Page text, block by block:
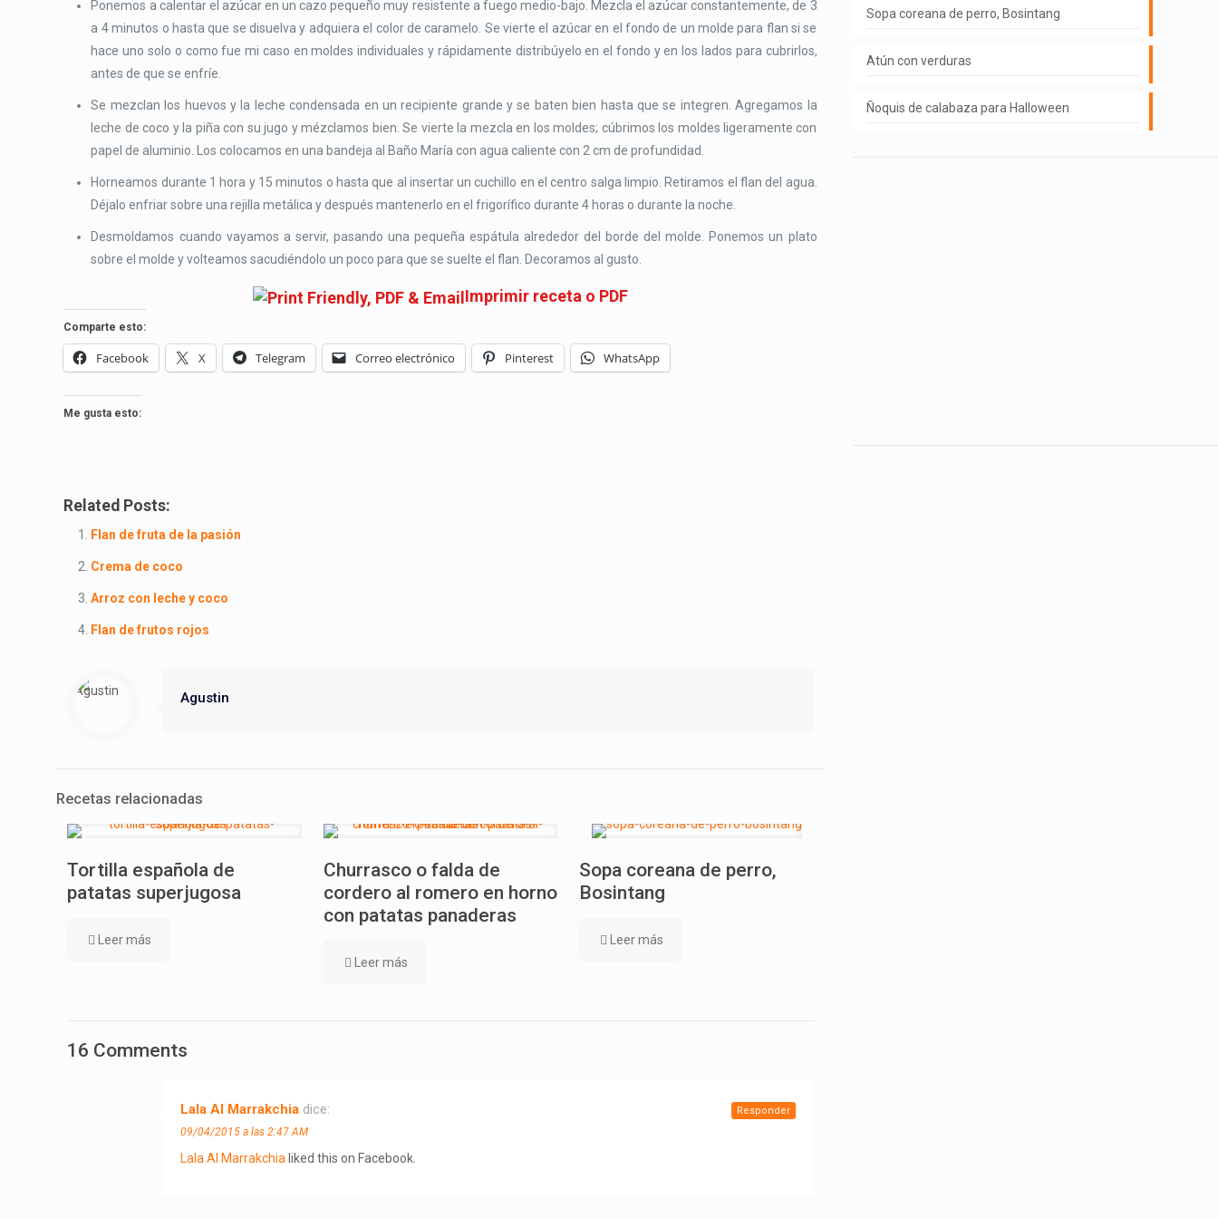
Ponemos a calentar el azúcar en un cazo pequeño muy resistente a fuego medio-bajo. Mezcla el azúcar constantemente, de 3
a 4 minutos o hasta que se disuelva y adquiera el color de caramelo. Se vierte el azúcar en el fondo de un molde para flan si se
hace uno solo o como fue mi caso en moldes individuales y rápidamente distribúyelo en el fondo y en los lados para cubrirlos,
antes de que se enfríe.
Se mezclan los huevos y la leche condensada en un recipiente grande y se baten bien hasta que se integren. Agregamos la
leche de coco y la piña con su jugo y mézclamos bien. Se vierte la mezcla en los moldes; cúbrimos los moldes ligeramente con
papel de aluminio. Los colocamos en una bandeja al Baño María con agua caliente con 2 cm de profundidad.
Horneamos durante 1 hora y 15 minutos o hasta que al insertar un cuchillo en el centro salga limpio. Retiramos el flan del agua.
Déjalo enfriar sobre una rejilla metálica y después mantenerlo en el frigorífico durante 4 horas o durante la noche.
Desmoldamos cuando vayamos a servir, pasando una pequeña espátula alrededor del borde del molde. Ponemos un plato
sobre el molde y volteamos sacudiéndolo un poco para que se suelte el flan. Decoramos al gusto.
Imprimir receta o PDF
Comparte esto:
Facebook X Telegram Correo electrónico Pinterest WhatsApp
Me gusta esto:
Related Posts:
Flan de fruta de la pasión
Crema de coco
Arroz con leche y coco
Flan de frutos rojos
Agustin
Recetas relacionadas
Tortilla española de
patatas superjugosa
Leer más
Churrasco o falda de
cordero al romero en horno
con patatas panaderas
Leer más
Sopa coreana de perro,
Bosintang
Leer más
16 Comments
Lala Al Marrakchia dice:
09/04/2015 a las 2:47 AM
Lala Al Marrakchia liked this on Facebook.
Responder
Sopa coreana de perro, Bosintang
Atún con verduras
Ñoquis de calabaza para Halloween